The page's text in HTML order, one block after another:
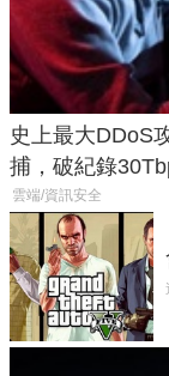
史上最大DDoS
捕，破紀錄
雲端/資訊安全